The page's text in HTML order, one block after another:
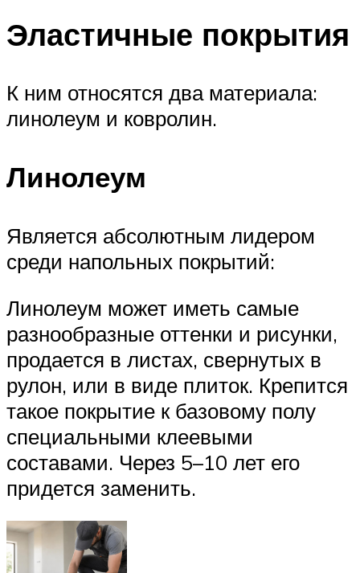
Эластичные покрытия
К ним относятся два материала:
линолеум и ковролин.
Линолеум
Является абсолютным лидером
среди напольных покрытий:
Линолеум может иметь самые
разнообразные оттенки и рисунки,
продается в листах, свернутых в
рулон, или в виде плиток. Крепится
такое покрытие к базовому полу
специальными клеевыми
составами. Через 5–10 лет его
придется заменить.